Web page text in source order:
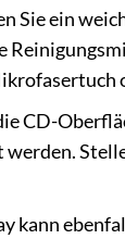
Sie ein
CD-
kann